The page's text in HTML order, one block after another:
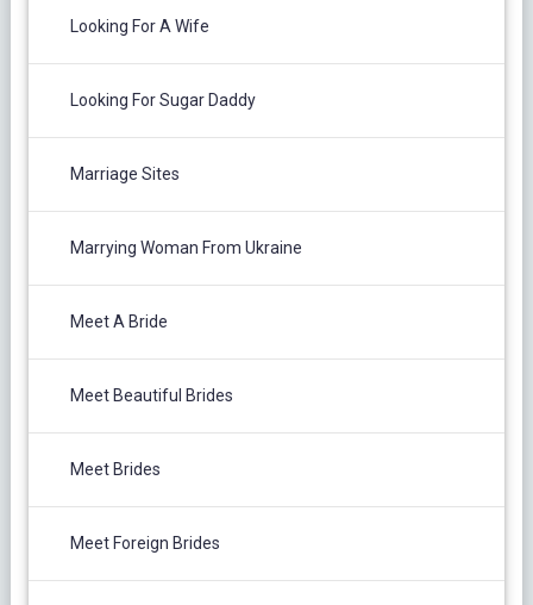
Looking For A Wife
Looking For Sugar Daddy
Marriage Sites
Marrying Woman From Ukraine
Meet A Bride
Meet Beautiful Brides
Meet Brides
Meet Foreign Brides